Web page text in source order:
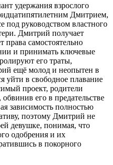
удержания взрослого
Дмитрием,
под руководством властного
Дмитрий получает
права самостоятельно
и принимать ключевые
его траты,
ещё молод и неопытен в
уйти в свободное плавание
проект, родители
его в предательстве
зависимость полностью
поэтому Дмитрий не
девушке, понимая, что
одобрения и их
в покорного